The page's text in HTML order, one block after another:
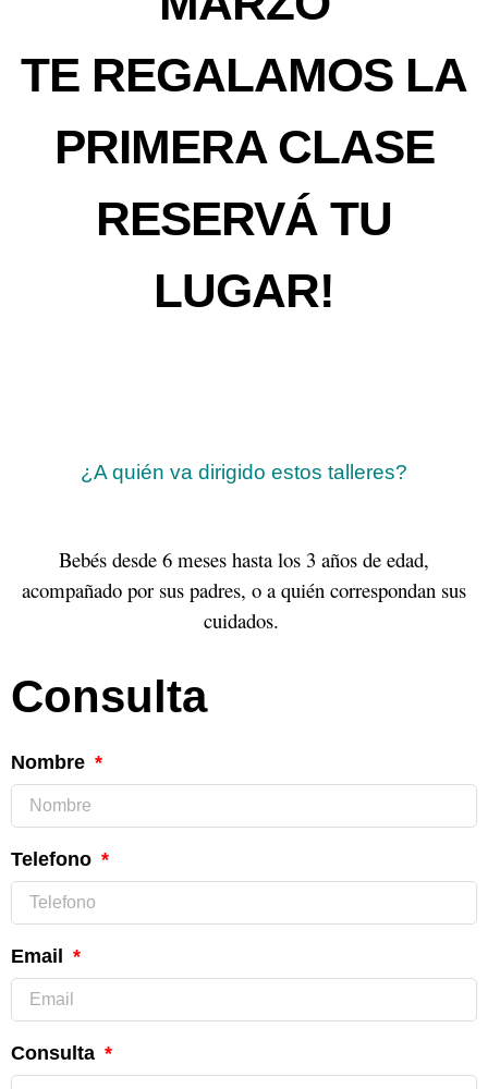
TE REGALAMOS LA
PRIMERA CLASE
RESERVÁ TU
LUGAR!
¿A quién va dirigido estos talleres?
Bebés desde 6 meses hasta los 3 años de edad,
acompañado por sus padres, o a quién correspondan sus
cuidados.
Consulta
Nombre
Telefono
Email
Consulta